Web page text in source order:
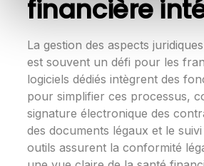
financière
La gestion des aspects
est souvent un défi pour les
logiciels dédiés intègrent des
pour simplifier ces processus,
signature électronique des
des documents légaux et le
outils assurent la conformité